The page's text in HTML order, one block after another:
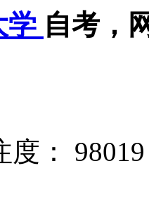
学 自考，
度： 98019